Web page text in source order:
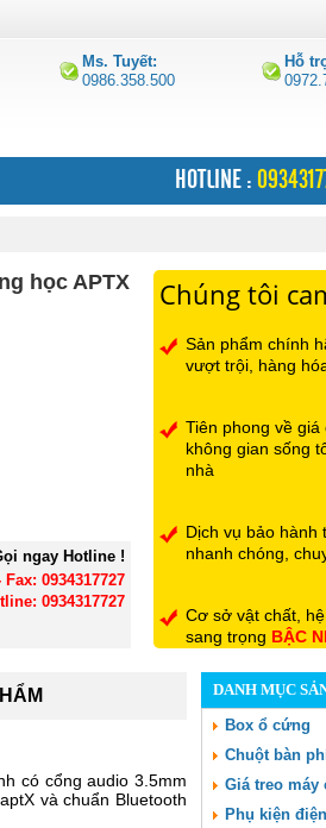
Ms. Tuyết:
0986.358.500
Hỗ
HOTLINE :
học APTX
ngay Hotline !
Fax: 0934317727
0934317727
Chúng tôi
Sản phẩm chính
vượt trội, hàng
Tiên phong về giá
không gian sống
nhà
Dịch vụ bảo hành
nhanh chóng,
Cơ sở vật chất,
sang trọng BẬC
Đội ngũ nhân viên
chuyên môn, tận
có cổng audio 3.5mm
và chuẩn Bluetooth
DANH MỤC
Box ổ cứng
Chuột bàn
Giá treo máy
Phụ kiện